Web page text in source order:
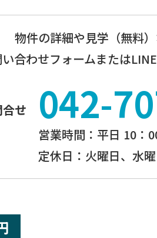
物件の詳細や見学（無料
合わせフォームまたは
せ 042-
営業時間：平⽇ 10：
定休⽇：火曜日、⽔